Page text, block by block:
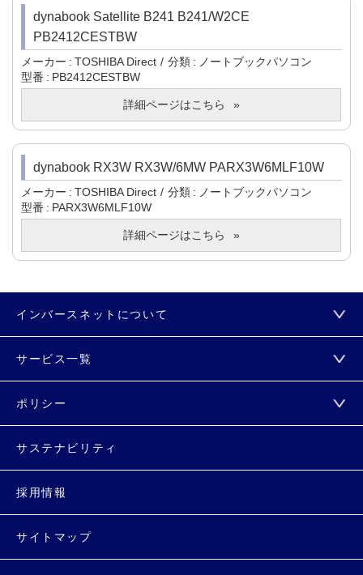
dynabook Satellite B241 B241/W2CE
PB2412CESTBW
メーカー TOSHIBA Direct 分類
ノートブックパソコン
型番
PB2412CESTBW
詳細ページはこちら
dynabook RX3W RX3W/6MW PARX3W6MLF10W
メーカー TOSHIBA Direct 分類
ノートブックパソコン
型番
PARX3W6MLF10W
詳細ページはこちら
インバースネットについて
サービス一覧
ポリシー
サステナビリティ
採用情報
サイトマップ